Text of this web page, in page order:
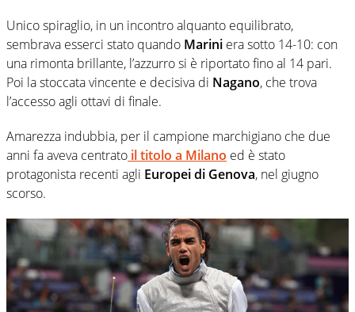
Unico spiraglio, in un incontro alquanto equilibrato,
sembrava esserci stato quando Marini era sotto 14-10: con
una rimonta brillante, l’azzurro si è riportato fino al 14 pari.
Poi la stoccata vincente e decisiva di Nagano, che trova
l’accesso agli ottavi di finale.
Amarezza indubbia, per il campione marchigiano che due
anni fa aveva centrato il titolo a Milano ed è stato
protagonista recenti agli Europei di Genova, nel giugno
scorso.